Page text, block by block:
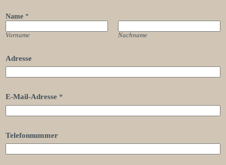
Name *
Vorname Nachname
Adresse
E-Mail-Adresse *
Telefonnummer